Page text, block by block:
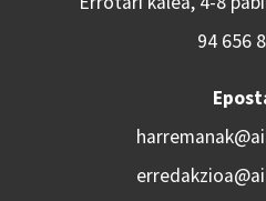
94 656